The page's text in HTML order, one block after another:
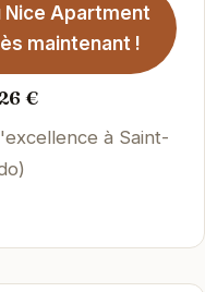
Nice Apartment
maintenant !
€
à Saint-